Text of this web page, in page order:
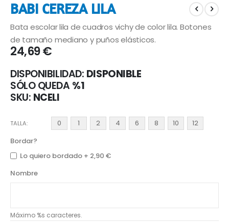
final
de
la
galería
de
imágenes
al
comienzo
de
la
galería
imágenes
BABI CEREZA LILA
Bata escolar lila de cuadros vichy de color lila. Botones
de tamaño mediano y puños elásticos.
24,69 €
DISPONIBILIDAD: DISPONIBLE
SÓLO QUEDA %1
SKU NCELI
TALLA 0 1 2 4 6 8 10
12
Bordar?
Lo quiero bordado + 2,90 €
Nombre
Máximo %s caracteres.